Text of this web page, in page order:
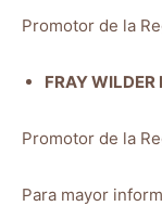
Promotor de la
FRAY
Promotor de la
Para mayor